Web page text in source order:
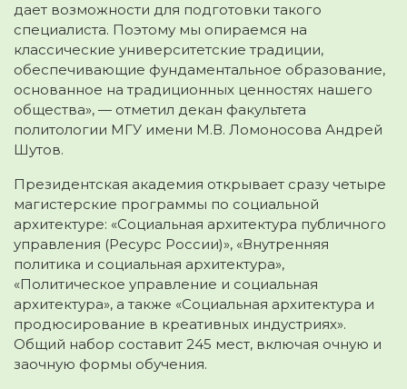
дает возможности для подготовки такого
специалиста. Поэтому мы опираемся на
классические университетские традиции,
обеспечивающие фундаментальное образование,
основанное на традиционных ценностях нашего
общества», — отметил декан факультета
политологии МГУ имени М.В. Ломоносова Андрей
Шутов.
Президентская академия открывает сразу четыре
магистерские программы по социальной
архитектуре: «Социальная архитектура публичного
управления (Ресурс России)», «Внутренняя
политика и социальная архитектура»,
«Политическое управление и социальная
архитектура», а также «Социальная архитектура и
продюсирование в креативных индустриях».
Общий набор составит 245 мест, включая очную и
заочную формы обучения.